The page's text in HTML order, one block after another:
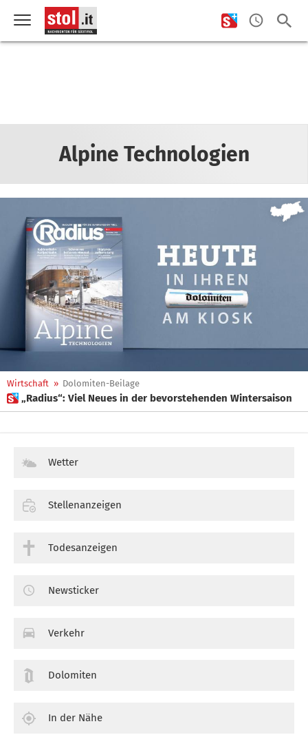
Alpine Technologien
Wirtschaft » Dolomiten-Beilage
 „Radius“: Viel Neues in der bevorstehenden Wintersaison
Wetter
Stellenanzeigen
Todesanzeigen
Newsticker
Verkehr
Dolomiten
In der Nähe